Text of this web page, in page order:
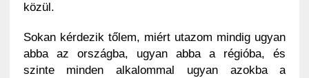
közül.
Sokan kérdezik tőlem, miért utazom mindig ugyan
abba az országba, ugyan abba a régióba, és
szinte minden alkalommal ugyan azokba a